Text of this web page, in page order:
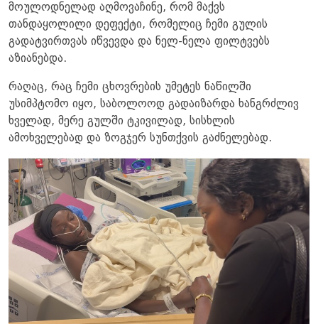
მოულოდნელად აღმოვაჩინე, რომ მაქვს
თანდაყოლილი დეფექტი, რომელიც ჩემი გულის
გადატვირთვას იწვევდა და ნელ-ნელა ფილტვებს
აზიანებდა.
რაღაც, რაც ჩემი ცხოვრების უმეტეს ნაწილში
უსიმპტომო იყო, საბოლოოდ გადაიზარდა ხანგრძლივ
ხველად, მერე გულში ტკივილად, სისხლის
ამოხველებად და ზოგჯერ სუნთქვის გაძნელებად.